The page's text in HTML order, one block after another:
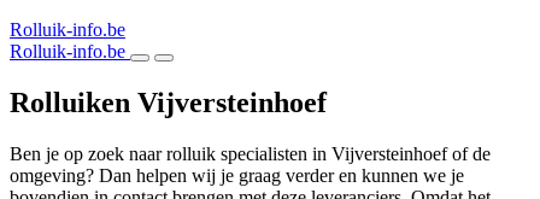
Rolluik-info.be
Rolluik-info.be
Rolluiken Vijversteinhoef
Ben je op zoek naar rolluik specialisten in Vijversteinhoef of de
omgeving? Dan helpen wij je graag verder en kunnen we je